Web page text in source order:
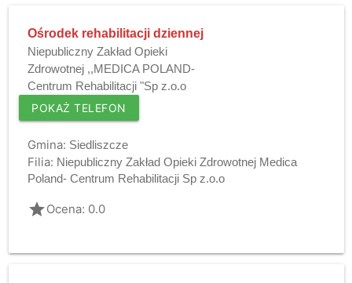
Ośrodek rehabilitacji dziennej
Niepubliczny Zakład Opieki
Zdrowotnej ,,MEDICA POLAND-
Centrum Rehabilitacji "Sp z.o.o
POKAŻ TELEFON
Gmina: Siedliszcze
Filia: Niepubliczny Zakład Opieki Zdrowotnej Medica
Poland- Centrum Rehabilitacji Sp z.o.o
gradeOcena: 0.0